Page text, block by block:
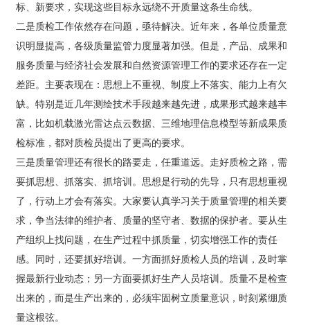
地
人
招
聘
鱼
页
版
登
口-
乐
鱼
的要求。 三是质量管理还有很长的路要走，任重道远。走
好质检之路，需要抓思想、抓落实、抓培训。思想是行动
真学习关于质量管理的相关要求，争当法律的维护者、质
量的坚守者、数据的保护者。要从生产组织上找问题，在
生产过程中抓质量，切实增强工作的责任感。同时，还要
业动态；另一方面要抓好生产人员培训。质量不是检查出
来的，而是生产出来的，必须牢固树立质量意识，时刻紧
绷质量这根弦。 此次培训，省厅国土测绘处、省测绘地理
解质检、新技术规范标准、技术要求等，培训内容丰富，
针对性、实用性强，旨在进一步加强测绘地理信息成果质
量监督检查，强化全员业务质量意识，树立从业责任意
进一步明确目标责任，把“两级检查一级验收”制度落实到
位，打造精品工程，靠质量求生存、谋发展。希望质检工
作者勇担职责使命，全面提升测绘成果整体质量水平和测
质量发展。 受省自然资源厅国土测绘处委托，省测绘地理
信息行业协会对报名参加2024年全省测绘地理信息质检管
理人员培训的3028人分五期进行培训。目前质检培训工作
标、新要求，实现这些目标永远绕不开质量这条生命线。
二是质检工作依然存在问题，亟待解决。近年来，各单位质量意
识明显提高，各级质量监管力度显著加强。但是，产品、成果和
服务质量与经济社会发展和自然资源管理工作的要求还存在一定
差距。主要表现在：思想上不重视、制度上不落实、能力上有欠
缺。特别是近几年测绘技术手段越来越先进，成果形式越来越丰
富，比如机载激光雷达点云数据、三维地理信息模型等新成果质
检标准，都对质检员提出了更高的要求。
三是质量管理还有很长的路要走，任重道远。走好质检之路，需
要抓思想、抓落实、抓培训。思想是行动的先导，只有思想重视
了，行动上才会有落实。大家要认真学习关于质量管理的相关要
求，争当法律的维护者、质量的坚守者、数据的保护者。要从生
产组织上找问题，在生产过程中抓质量，切实增强工作的责任
感。同时，还要抓好培训。一方面抓好质检人员的培训，及时掌
握最新行业动态；另一方面要抓好生产人员培训。质量不是检查
出来的，而是生产出来的，必须牢固树立质量意识，时刻紧绷质
量这根弦。